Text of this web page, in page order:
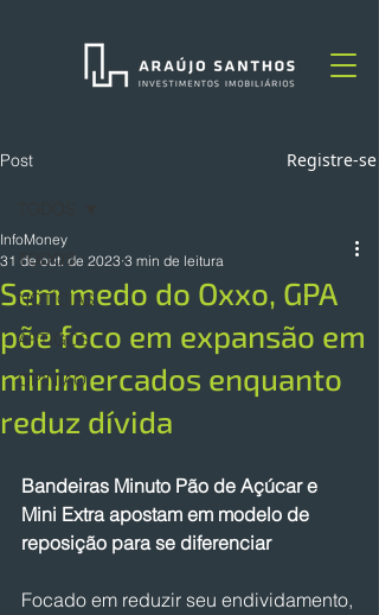
Post Registre-se
TODOS
NOTÍCIAS
ARTIGOS
OPINIÃO
Sem medo do Oxxo, GPA
põe foco em expansão em
minimercados enquanto
reduz dívida
InfoMoney
31 de out. de 2023 3 min de leitura
Bandeiras Minuto Pão de Açúcar e
Mini Extra apostam em modelo de
reposição para se diferenciar
Focado em reduzir seu endividamento,